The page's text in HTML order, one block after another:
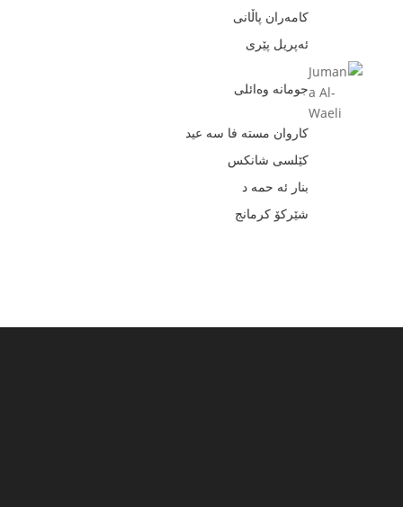
کامەران پاڵانی
ئەپریل پێری
جومانە وەائلی
کاروان مسته فا سه عید
کێلسی شانکس
بنار ئه حمه د
شێرکۆ کرمانج